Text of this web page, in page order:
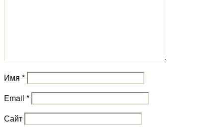
Имя *
Email *
Сайт